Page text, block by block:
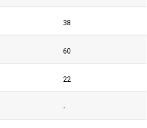
38
60
22
-